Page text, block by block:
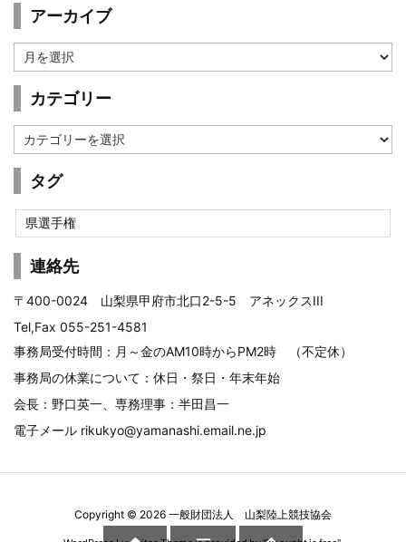
アーカイブ
ー
カ
カテゴリー
テ
ゴ
タグ
県選手権
連絡先
〒400-0024 山梨県甲府市北口2-5-5 アネックスIII
Tel,Fax 055-251-4581
事務局受付時間：月～金のAM10時からPM2時 （不定休）
事務局の休業について：休日・祭日・年末年始
会長：野口英一、専務理事：半田昌一
電子メール rikukyo@yamanashi.email.ne.jp
Copyright © 2026 一般財団法人 山梨陸上競技協会